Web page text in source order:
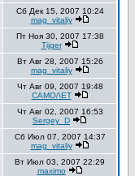
Сб Дек 15, 2007 10:24
mag_vitaliy
Пт Ноя 30, 2007 17:38
Tijger
Вт Авг 28, 2007 15:26
mag_vitaliy
Чт Авг 09, 2007 19:48
CAMO/\ET
Чт Авг 02, 2007 16:53
Sergey_D
Сб Июл 07, 2007 14:37
mag_vitaliy
Вт Июл 03, 2007 22:29
maximo